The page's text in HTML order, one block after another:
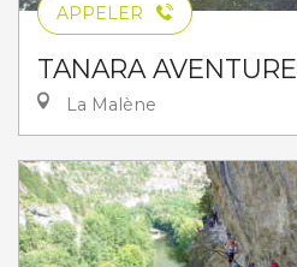
APPELER
TANARA AVENTURE
La Malène